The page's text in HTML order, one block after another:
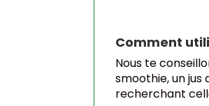
Comment
Nous te
smoothie, un
recherchant